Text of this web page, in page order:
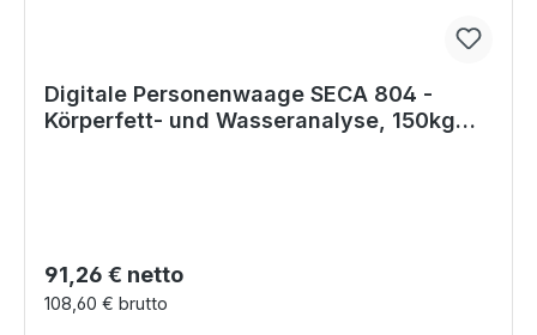
Digitale Personenwaage SECA 804 -
Körperfett- und Wasseranalyse, 150kg
Regulärer Preis:
91,26 € netto
108,60 € brutto